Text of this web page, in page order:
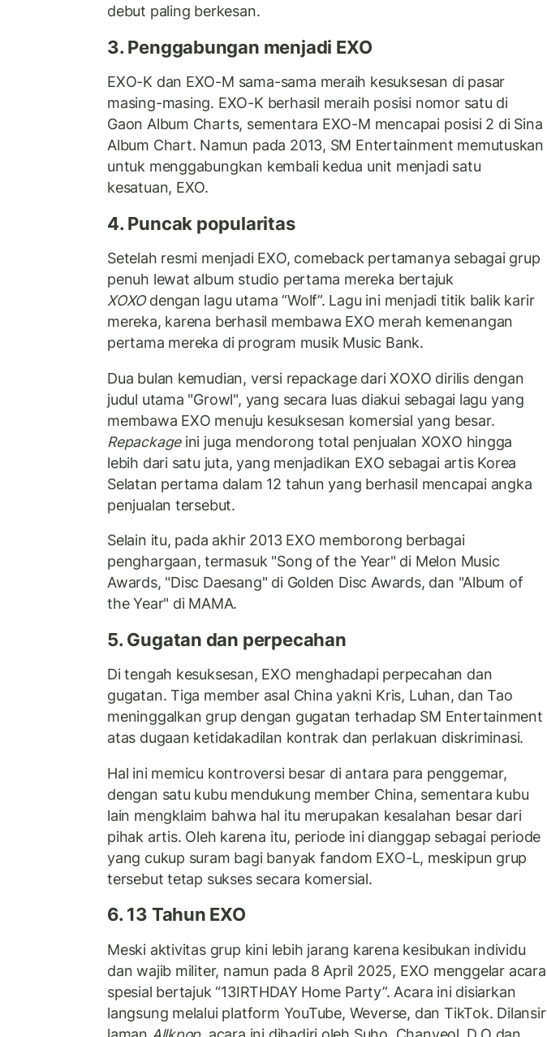
debut paling berkesan.
3. Penggabungan menjadi EXO
EXO-K dan EXO-M sama-sama meraih kesuksesan di pasar
masing-masing. EXO-K berhasil meraih posisi nomor satu di
Gaon Album Charts, sementara EXO-M mencapai posisi 2 di Sina
Album Chart. Namun pada 2013, SM Entertainment memutuskan
untuk menggabungkan kembali kedua unit menjadi satu
kesatuan, EXO.
4. Puncak popularitas
Setelah resmi menjadi EXO, comeback pertamanya sebagai grup
penuh lewat album studio pertama mereka bertajuk
XOXOdengan lagu utama “Wolf”. Lagu ini menjadi titik balik karir
mereka, karena berhasil membawa EXO merah kemenangan
pertama mereka di program musik Music Bank.
Dua bulan kemudian, versi repackage dari XOXO dirilis dengan
judul utama "Growl", yang secara luas diakui sebagai lagu yang
membawa EXO menuju kesuksesan komersial yang besar.
Repackageini juga mendorong total penjualan XOXO hingga
lebih dari satu juta, yang menjadikan EXO sebagai artis Korea
Selatan pertama dalam 12 tahun yang berhasil mencapai angka
penjualan tersebut.
Selain itu, pada akhir 2013 EXO memborong berbagai
penghargaan, termasuk "Song of the Year" di Melon Music
Awards, "Disc Daesang" di Golden Disc Awards, dan "Album of
the Year" di MAMA.
5. Gugatan dan perpecahan
Di tengah kesuksesan, EXO menghadapi perpecahan dan
gugatan. Tiga member asal China yakni Kris, Luhan, dan Tao
meninggalkan grup dengan gugatan terhadap SM Entertainment
atas dugaan ketidakadilan kontrak dan perlakuan diskriminasi.
Hal ini memicu kontroversi besar di antara para penggemar,
dengan satu kubu mendukung member China, sementara kubu
lain mengklaim bahwa hal itu merupakan kesalahan besar dari
pihak artis. Oleh karena itu, periode ini dianggap sebagai periode
yang cukup suram bagi banyak fandom EXO-L, meskipun grup
tersebut tetap sukses secara komersial.
6. 13 Tahun EXO
Meski aktivitas grup kini lebih jarang karena kesibukan individu
dan wajib militer, namun pada 8 April 2025, EXO menggelar acara
spesial bertajuk “13IRTHDAY Home Party”. Acara ini disiarkan
langsung melalui platform YouTube, Weverse, dan TikTok. Dilansir